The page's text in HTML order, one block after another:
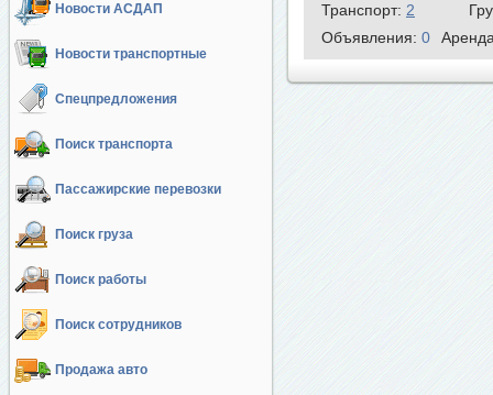
Новости АСДАП
Новости транспортные
Спецпредложения
Поиск транспорта
Пассажирские перевозки
Поиск груза
Поиск работы
Поиск сотрудников
Продажа авто
Транспорт: 2
Объявления: 0